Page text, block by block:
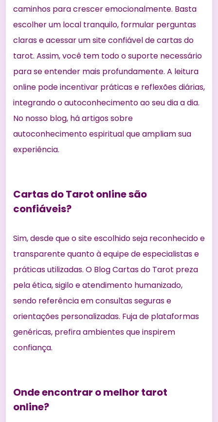
caminhos para crescer emocionalmente. Basta
escolher um local tranquilo, formular perguntas
claras e acessar um site confiável de cartas do
tarot. Assim, você tem todo o suporte necessário
para se entender mais profundamente. A leitura
online pode incentivar práticas e reflexões diárias,
integrando o autoconhecimento ao seu dia a dia.
No nosso blog, háartigos sobre
autoconhecimento espiritualque ampliam sua
experiência.
Cartas do Tarot online são
confiáveis?
Sim, desde que o site escolhido seja reconhecido e
transparente quanto à equipe de especialistas e
práticas utilizadas. O Blog Cartas do Tarot preza
pela ética, sigilo e atendimento humanizado,
sendo referência em consultas seguras e
orientações personalizadas. Fuja de plataformas
genéricas, prefira ambientes que inspirem
confiança.
Onde encontrar o melhor tarot
online?